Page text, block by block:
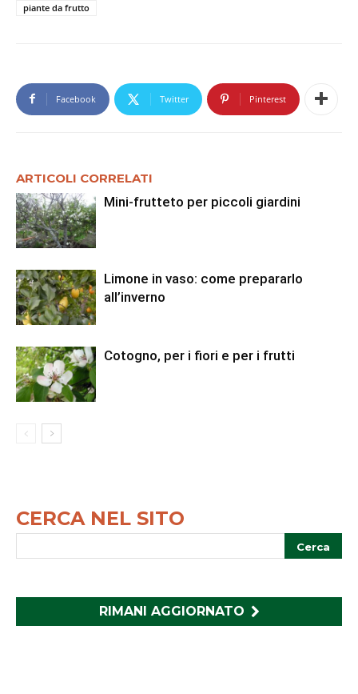
piante da frutto
Facebook Twitter Pinterest
ARTICOLI CORRELATI
Mini-frutteto per piccoli giardini
Limone in vaso: come prepararlo
all’inverno
Cotogno, per i fiori e per i frutti
CERCA NEL SITO
RIMANI AGGIORNATO